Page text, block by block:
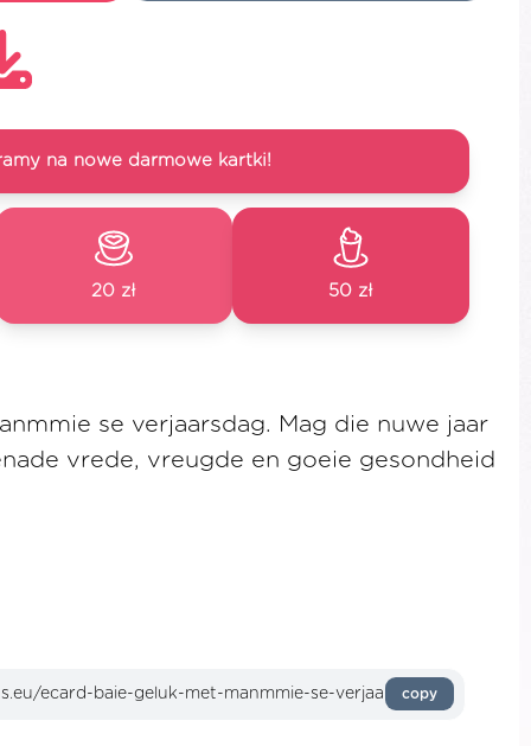
na nowe darmowe kartki!
20 zł 50 zł
se verjaarsdag. Mag die nuwe jaar
vrede, vreugde en goeie gesondheid
copy